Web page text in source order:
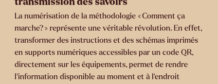
La numérisation de la méthodologie « Comment ça
marche? » représente une véritable révolution. En effet,
transformer des instructions et des schémas imprimés
en supports numériques accessibles par un code QR,
directement sur les équipements, permet de rendre
l’information disponible au moment et à l’endroit